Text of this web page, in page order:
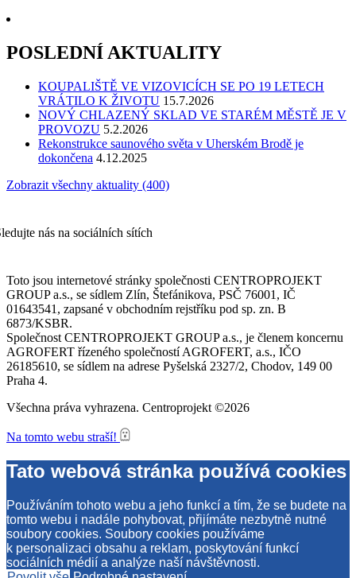
POSLEDNÍ AKTUALITY
KOUPALIŠTĚ VE VIZOVICÍCH SE PO 19 LETECH
VRÁTILO K ŽIVOTU 15.7.2026
NOVÝ CHLAZENÝ SKLAD VE STARÉM MĚSTĚ JE V
PROVOZU 5.2.2026
Rekonstrukce saunového světa v Uherském Brodě je
dokončena 4.12.2025
Zobrazit všechny aktuality (400)
nás na sociálních sítích
Toto jsou internetové stránky společnosti CENTROPROJEKT
GROUP a.s., se sídlem Zlín, Štefánikova, PSČ 76001, IČ
01643541, zapsané v obchodním rejstříku pod sp. zn. B
6873/KSBR.
Společnost CENTROPROJEKT GROUP a.s., je členem koncernu
AGROFERT řízeného společností AGROFERT, a.s., IČO
26185610, se sídlem na adrese Pyšelská 2327/2, Chodov, 149 00
Praha 4.
Všechna práva vyhrazena. Centroprojekt ©2026
Na tomto webu straší!
Tato webová stránka používá cookies
Používáním tohoto webu a jeho funkcí a tím, že se budete na
tomto webu i nadále pohybovat, přijímáte nezbytně nutné
soubory cookies. Soubory cookies používáme
k personalizaci obsahu a reklam, poskytování funkcí
sociálních médií a analýze naší návštěvnosti.